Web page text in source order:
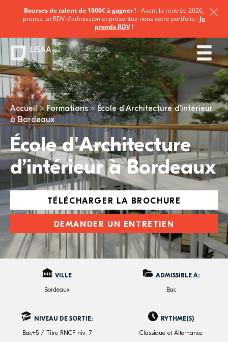
Vous êtes ici
Accueil Formations
École d'Architecture d’intérieur
à Bordeaux
École d'Architecture
d’intérieur à Bordeaux
TÉLÉCHARGER LA BROCHURE
DEMANDER UN ENTRETIEN
VILLE
Bordeaux
ADMISSIBLE À:
Bac
NIVEAU DE SORTIE:
Bac+5 / Titre RNCP niv. 7
RYTHME(S)
Classique et Alternance
Bourses de talent de 1000€ à gagner !- Avant la rentrée 2026,
prenez un RDV d'admission et présentez-nous votre portfolio : Je
prends RDV!
LISAA